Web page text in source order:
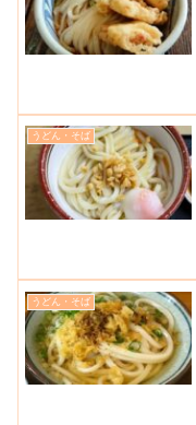
うどん・そば
うどん・そば